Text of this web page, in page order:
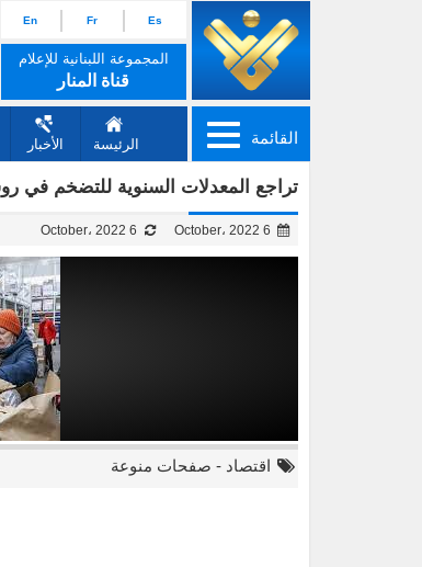
Es
Fr
En
المجموعة اللبنانية للإعلام
قناة المنار
القائمة الرئيسة الأخبار
تراجع المعدلات السنوية للتضخم في
اقتصاد - صفحات منوعة